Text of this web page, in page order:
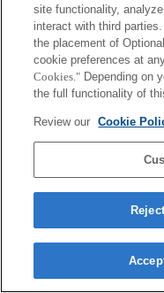
Terms of Use Contact Us
site functionality,
interact with third
the placement of
cookie preferences at
Cookies." Depending on
the full functionality of
Review our Cookie